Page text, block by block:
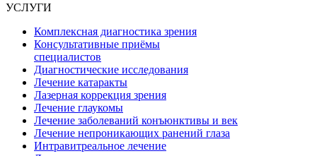
УСЛУГИ
Комплексная диагностика зрения
Консультативные приёмы
специалистов
Диагностические исследования
Лечение катаракты
Лазерная коррекция зрения
Лечение глаукомы
Лечение заболеваний конъюнктивы и век
Лечение непроникающих ранений глаза
Интравитреальное лечение